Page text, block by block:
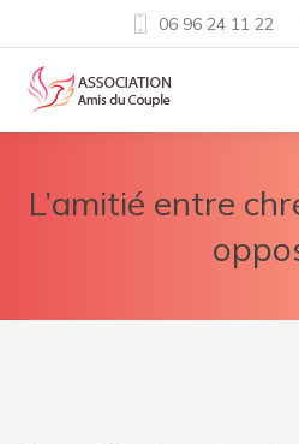
06 96 24 11 22
L’amitié entre